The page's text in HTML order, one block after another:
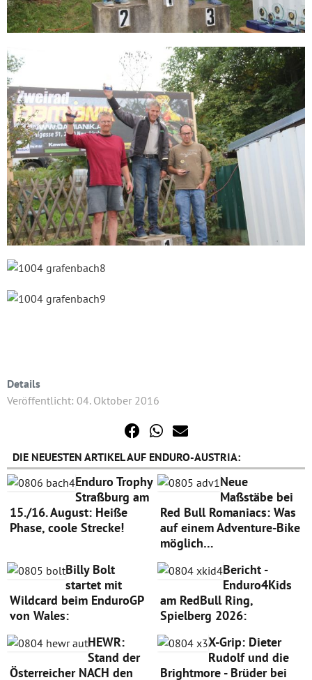
Details
Veröffentlicht: 04. Oktober 2016
DIE NEUESTEN ARTIKEL AUF ENDURO-AUSTRIA:
Enduro Trophy
Straßburg am
15./16. August: Heiße
Phase, coole Strecke!
Neue
Maßstäbe bei
Red Bull Romaniacs: Was
auf einem Adventure-Bike
möglich…
Billy Bolt
startet mit
Wildcard beim EnduroGP
von Wales:
Bericht -
Enduro4Kids
am RedBull Ring,
Spielberg 2026:
HEWR:
Stand der
Österreicher NACH den
X-Grip: Dieter
Rudolf und die
Brightmore - Brüder bei